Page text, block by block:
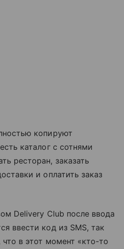
копируют
каталог с сотнями
ресторан, заказать
и оплатить заказ
Delivery Club после ввода
ввести код из SMS, так
что в этот момент «кто-то